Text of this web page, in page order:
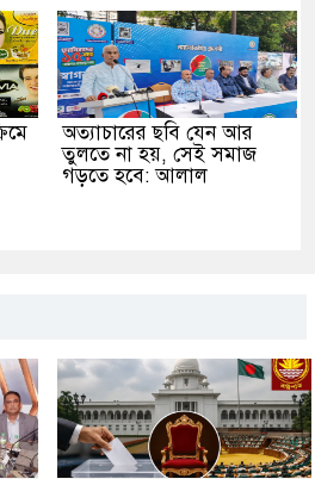
অত্যাচারের ছবি যেন আর
তুলতে না হয়, সেই সমাজ
গড়তে হবে: আলাল